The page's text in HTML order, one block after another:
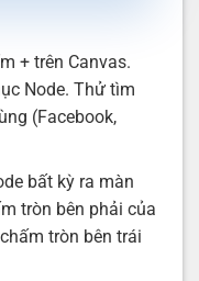
+ trên Canvas.
Node. Thử tìm
(Facebook,
bất kỳ ra màn
tròn bên phải của
tròn bên trái